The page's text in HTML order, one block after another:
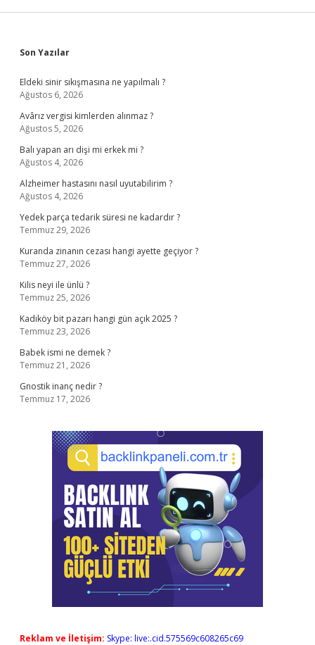
Sidebar
Son Yazılar
Eldeki sinir sıkışmasına ne yapılmalı ?
Ağustos 6, 2026
Avârız vergisi kimlerden alınmaz ?
Ağustos 5, 2026
Balı yapan arı dişi mi erkek mi ?
Ağustos 4, 2026
Alzheimer hastasını nasıl uyutabilirim ?
Ağustos 4, 2026
Yedek parça tedarik süresi ne kadardır ?
Temmuz 29, 2026
Kuranda zinanın cezası hangi ayette geçiyor ?
Temmuz 27, 2026
Kilis neyi ile ünlü ?
Temmuz 25, 2026
Kadıköy bit pazarı hangi gün açık 2025 ?
Temmuz 23, 2026
Babek ismi ne demek ?
Temmuz 21, 2026
Gnostik inanç nedir ?
Temmuz 17, 2026
Reklam ve İletişim: Skype: live:.cid.575569c608265c69